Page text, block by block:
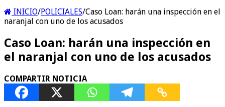
INICIO/POLICIALES/Caso Loan: harán una inspección en el
naranjal con uno de los acusados
Caso Loan: harán una inspección en
el naranjal con uno de los acusados
COMPARTIR NOTICIA